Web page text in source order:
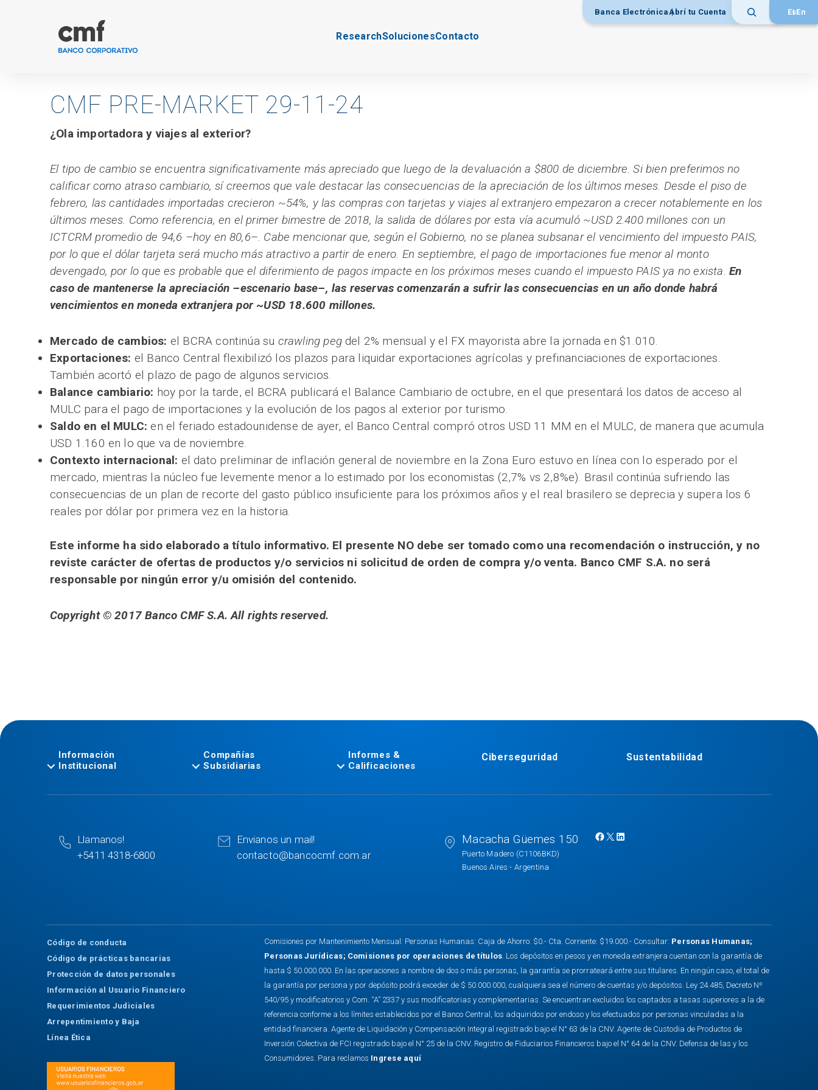
Banca Electrónica Abrí tu Cuenta En
Es
ResearchSolucionesContacto
CMF PRE-MARKET 29-11-24
¿Ola importadora y viajes al exterior?
El tipo de cambio se encuentra significativamente más apreciado que luego de la devaluación a $800 de diciembre. Si bien preferimos no
calificar como atraso cambiario, sí creemos que vale destacar las consecuencias de la apreciación de los últimos meses. Desde el piso de
febrero, las cantidades importadas crecieron ~54%, y las compras con tarjetas y viajes al extranjero empezaron a crecer notablemente en los
últimos meses. Como referencia, en el primer bimestre de 2018, la salida de dólares por esta vía acumuló ~USD 2.400 millones con un
ICTCRM promedio de 94,6 –hoy en 80,6–. Cabe mencionar que, según el Gobierno, no se planea subsanar el vencimiento del impuesto PAIS,
por lo que el dólar tarjeta será mucho más atractivo a partir de enero. En septiembre, el pago de importaciones fue menor al monto
devengado, por lo que es probable que el diferimiento de pagos impacte en los próximos meses cuando el impuesto PAIS ya no exista. En
caso de mantenerse la apreciación –escenario base–, las reservas comenzarán a sufrir las consecuencias en un año donde habrá
vencimientos en moneda extranjera por ~USD 18.600 millones.
Mercado de cambios: el BCRA continúa su crawling pegdel 2% mensual y el FX mayorista abre la jornada en $1.010.
Exportaciones: el Banco Central flexibilizó los plazos para liquidar exportaciones agrícolas y prefinanciaciones de exportaciones.
También acortó el plazo de pago de algunos servicios.
Balance cambiario: hoy por la tarde, el BCRA publicará el Balance Cambiario de octubre, en el que presentará los datos de acceso al
MULC para el pago de importaciones y la evolución de los pagos al exterior por turismo.
Saldo en el MULC: en el feriado estadounidense de ayer, el Banco Central compró otros USD 11 MM en el MULC, de manera que acumula
USD 1.160 en lo que va de noviembre.
Contexto internacional: el dato preliminar de inflación general de noviembre en la Zona Euro estuvo en línea con lo esperado por el
mercado, mientras la núcleo fue levemente menor a lo estimado por los economistas (2,7% vs 2,8%e). Brasil continúa sufriendo las
consecuencias de un plan de recorte del gasto público insuficiente para los próximos años y el real brasilero se deprecia y supera los 6
reales por dólar por primera vez en la historia.
Este informe ha sido elaborado a título informativo. El presente NO debe ser tomado como una recomendación o instrucción, y no
reviste carácter de ofertas de productos y/o servicios ni solicitud de orden de compra y/o venta. Banco CMF S.A. no será
responsable por ningún error y/u omisión del contenido.
Copyright © 2017 Banco CMF S.A. All rights reserved.
Información
Institucional
Compañías
Subsidiarias
Informes &
Calificaciones
Ciberseguridad Sustentabilidad
Llamanos!
+5411 4318-6800
Envianos un mail!
contacto@bancocmf.com.ar
Macacha Güemes 150
Puerto Madero (C1106BKD)
Buenos Aires - Argentina
F
o
o
k
X
L
d
I
n
Código de conducta
Código de prácticas bancarias
Protección de datos personales
Información al Usuario Financiero
Requerimientos Judiciales
Arrepentimiento y Baja
Línea Ética
Comisiones por Mantenimiento Mensual: Personas Humanas: Caja de Ahorro: $0.- Cta. Corriente: $19.000.- Consultar: Personas Humanas;
Personas Jurídicas; Comisiones por operaciones de títulos. Los depósitos en pesos y en moneda extranjera cuentan con la garantía de
hasta $ 50.000.000. En las operaciones a nombre de dos o más personas, la garantía se prorrateará entre sus titulares. En ningún caso, el total de
la garantía por persona y por depósito podrá exceder de $ 50.000.000, cualquiera sea el número de cuentas y/o depósitos. Ley 24.485, Decreto Nº
540/95 y modificatorios y Com. “A” 2337 y sus modificatorias y complementarias. Se encuentran excluidos los captados a tasas superiores a la de
referencia conforme a los límites establecidos por el Banco Central, los adquiridos por endoso y los efectuados por personas vinculadas a la
entidad financiera. Agente de Liquidación y Compensación Integral registrado bajo el N° 63 de la CNV. Agente de Custodia de Productos de
Inversión Colectiva de FCI registrado bajo el N° 25 de la CNV. Registro de Fiduciarios Financieros bajo el N° 64 de la CNV. Defensa de las y los
Consumidores. Para reclamos Ingrese aquí